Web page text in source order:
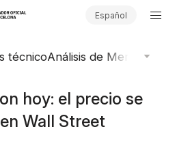
Español
técnicoAnálisis de Mercado
hoy: el precio se
Wall Street